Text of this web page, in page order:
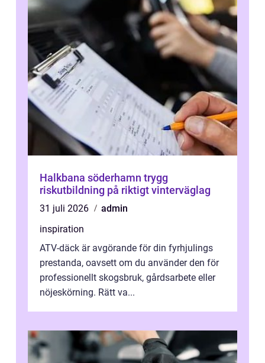
Halkbana söderhamn trygg
riskutbildning på riktigt vinterväglag
31 juli 2026
admin
inspiration
ATV-däck är avgörande för din fyrhjulings
prestanda, oavsett om du använder den för
professionellt skogsbruk, gårdsarbete eller
nöjeskörning. Rätt va...